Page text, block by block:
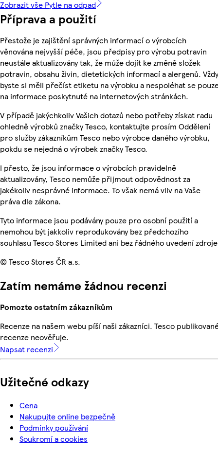
Zobrazit vše Pytle na odpad
Příprava a použití
Přestože je zajištění správných informací o výrobcích
věnována nejvyšší péče, jsou předpisy pro výrobu potravin
neustále aktualizovány tak, že může dojít ke změně složek
potravin, obsahu živin, dietetických informací a alergenů. Vždy
byste si měli přečíst etiketu na výrobku a nespoléhat se
na informace poskytnuté na internetových stránkách.
V případě jakýchkoliv Vašich dotazů nebo potřeby získat radu
ohledně výrobků značky Tesco, kontaktujte prosím Oddělení
pro služby zákazníkům Tesco nebo výrobce daného výrobku,
pokdu se nejedná o výrobek značky Tesco.
I přesto, že jsou informace o výrobcích pravidelně
aktualizovány, Tesco nemůže přijmout odpovědnost za
jakékoliv nesprávné informace. To však nemá vliv na Vaše
práva dle zákona.
Tyto informace jsou podávány pouze pro osobní použití a
nemohou být jakkoliv reprodukovány bez předchozího
souhlasu Tesco Stores Limited ani bez řádného uvedení
© Tesco Stores ČR a.s.
Zatím nemáme žádnou recenzi
Pomozte ostatním zákazníkům
Recenze na našem webu píší naši zákazníci. Tesco
recenze neověřuje.
Napsat recenzi
Užitečné odkazy
Cena
Nakupujte online bezpečně
Podmínky používání
Soukromí a cookies